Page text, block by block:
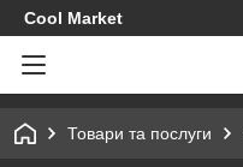
Cool Market
Товари та послуги